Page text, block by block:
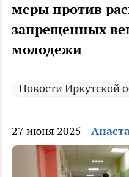
меры против
запрещенных
молодежи
Новости Иркутской
27 июня 2025